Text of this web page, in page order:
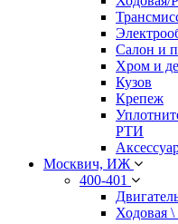
Салон и
Хром и
Кузов
Крепеж
РТИ
Москвич, ИЖ
400-401
Ходовая \